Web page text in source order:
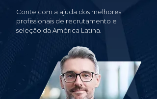
Conte com a ajuda dos melhores
profissionais de recrutamento e
seleção da América Latina.